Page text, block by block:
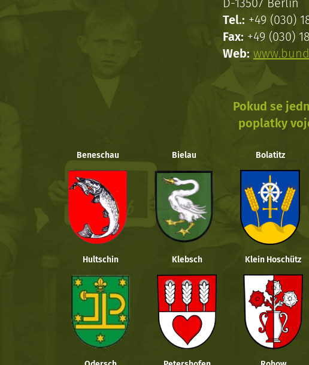
D-13507 Berlin
Tel.: +49 (030)
Fax: +49 (030)
Web:
Pokud se
poplatky
Beneschau Bielau Bolatitz
Hultschin Klebsch Klein Hoschütz